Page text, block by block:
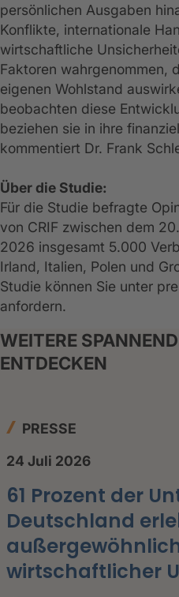
persönlichen Ausgaben
Konflikte, internationale
wirtschaftliche
Faktoren wahrgenommen,
eigenen Wohlstand
beobachten diese
beziehen sie in ihre
kommentiert Dr. Frank
Über die Studie:
Für die Studie befragte
von CRIF zwischen dem
2026 insgesamt 5.000
Irland, Italien, Polen und
Studie können Sie unter
anfordern.
WEITERE
ENTDECKEN
PRESSE
24 Juli 2026
61 Prozent der
Deutschland
wirtschaftlicher